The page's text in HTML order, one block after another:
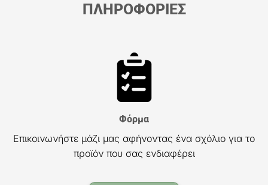
ΠΛΗΡΟΦΟΡΙΕΣ
Φόρμα
Επικοινωνήστε μάζι μας αφήνοντας ένα σχόλιο για το
προϊόν που σας ενδιαφέρει